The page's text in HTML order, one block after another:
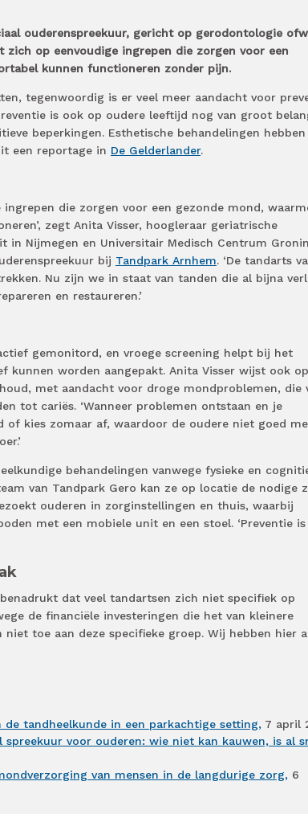
ouderenspreekuur, gericht op gerodontologie
op eenvoudige ingrepen die zorgen voor een
kunnen functioneren zonder pijn.
tegenwoordig is er veel meer aandacht voor
is ook op oudere leeftijd nog van groot
beperkingen. Esthetische behandelingen
een reportage in De Gelderlander.
die zorgen voor een gezonde mond,
zegt Anita Visser, hoogleraar geriatrische
in Nijmegen en Universitair Medisch Centrum
bij Tandpark Arnhem. ‘De tandarts
Nu zijn we in staat van tanden die al bijna
en restaureren.’
gemonitord, en vroege screening helpt bij het
kunnen worden aangepakt. Anita Visser wijst ook
met aandacht voor droge mondproblemen, die
tot cariës. ‘Wanneer problemen ontstaan en je
kies zomaar af, waardoor de oudere niet goed
behandelingen vanwege fysieke en
van Tandpark Gero kan ze op locatie de nodige
ouderen in zorginstellingen en thuis, waarbij
met een mobiele unit en een stoel. ‘Preventie
dat veel tandartsen zich niet specifiek op
de financiële investeringen die het van kleinere
niet toe aan deze specifieke groep. Wij hebben hier
de tandheelkunde in een parkachtige setting, 7 april
voor ouderen: wie niet kan kauwen, is al
van mensen in de langdurige zorg, 6